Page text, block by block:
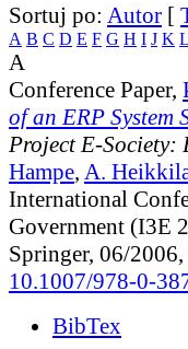
Sortuj po: Autor [
A B C D E F G H I J K L
A
Conference Paper,
of an ERP
Project E-
Hampe, A.
International
Government (I3E
Springer, 06/
10.1007/978-0-
BibTex